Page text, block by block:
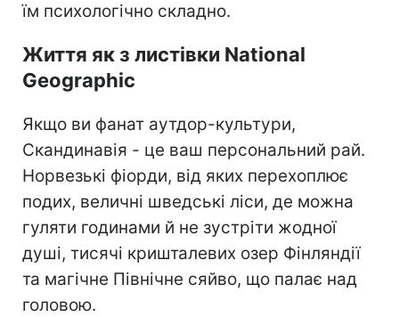
їм психологічно складно.
Життя як з листівки National
Geographic
Якщо ви фанат аутдор-культури,
Скандинавія - це ваш персональний рай.
Норвезькі фіорди, від яких перехоплює
подих, величні шведські ліси, де можна
гуляти годинами й не зустріти жодної
душі, тисячі кришталевих озер Фінляндії
та магічне Північне сяйво, що палає над
головою.